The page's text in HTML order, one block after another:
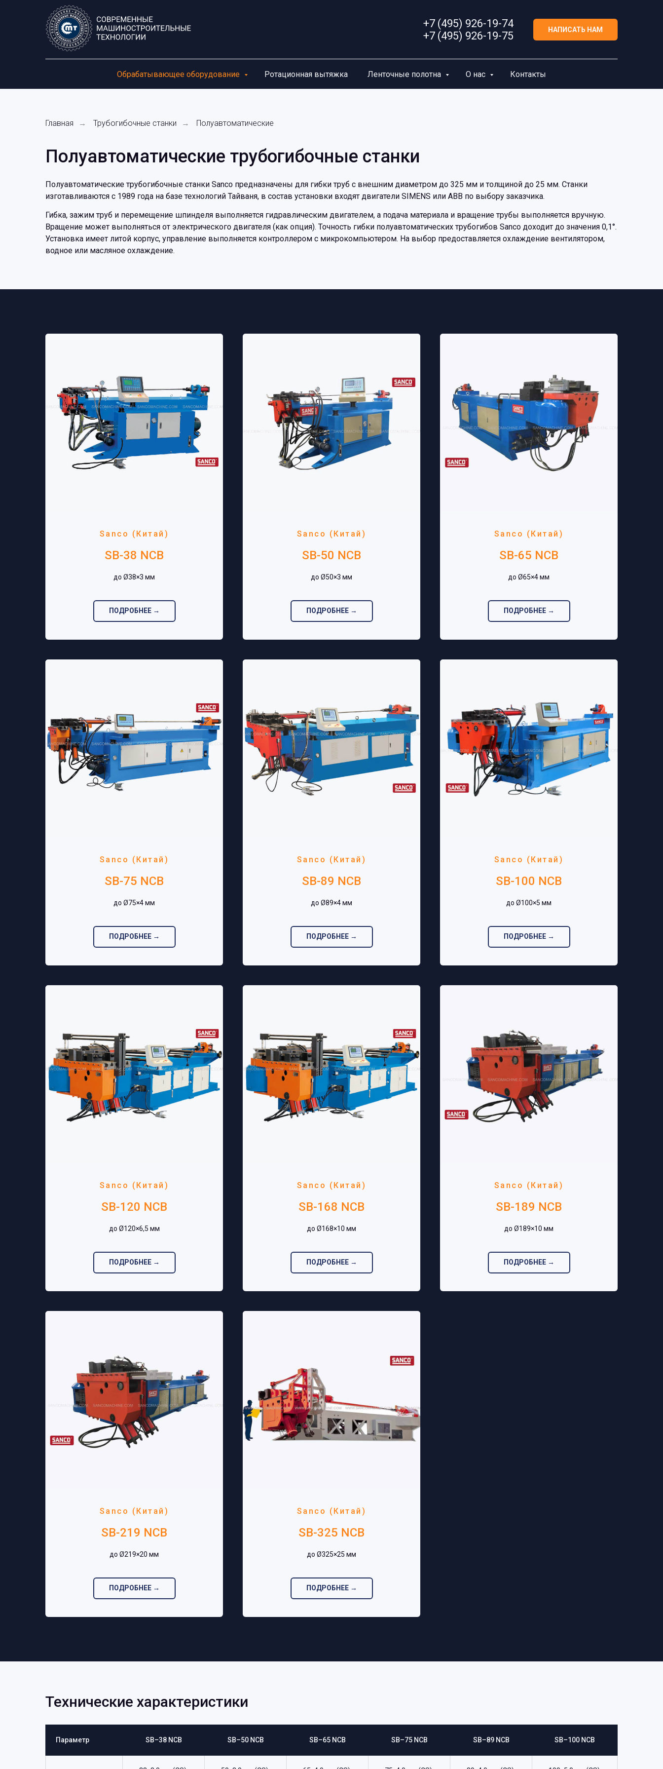
+7 (495) 926-19-74
+7 (495) 926-19-75
НАПИСАТЬ НАМ
Обрабатывающее оборудование Ротационная вытяжка Ленточные полотна О нас Контакты
Главная → Трубогибочные станки → Полуавтоматические
Полуавтоматические трубогибочные станки
Полуавтоматические трубогибочные станки Sanco предназначены для гибки труб с внешним диаметром до 325 мм и толщиной до 25 мм. Станки
изготавливаются с 1989 года на базе технологий Тайваня, в состав установки входят двигатели SIMENS или ABB по выбору заказчика.
Гибка, зажим труб и перемещение шпинделя выполняется гидравлическим двигателем, а подача материала и вращение трубы выполняется вручную.
Вращение может выполняться от электрического двигателя (как опция). Точность гибки полуавтоматических трубогибов Sanco доходит до значения 0,1°.
Установка имеет литой корпус, управление выполняется контроллером с микрокомпьютером. На выбор предоставляется охлаждение вентилятором,
водное или масляное охлаждение.
Sanco (Китай)
SB-38 NCB
до Ø38×3 мм‎
ПОДРОБНЕЕ →
Sanco (Китай)
SB-50 NCB
до Ø50×3 мм‎
ПОДРОБНЕЕ →
Sanco (Китай)
SB-65 NCB
до Ø65×4 мм‎
ПОДРОБНЕЕ →
Sanco (Китай)
SB-75 NCB
до Ø75×4 мм‎
ПОДРОБНЕЕ →
Sanco (Китай)
SB-89 NCB
до Ø89×4 мм‎
ПОДРОБНЕЕ →
Sanco (Китай)
SB-100 NCB
до Ø100×5 мм‎
ПОДРОБНЕЕ →
Sanco (Китай)
SB-120 NCB
до Ø120×6,5 мм‎
ПОДРОБНЕЕ →
Sanco (Китай)
SB-168 NCB
до Ø168×10 мм‎
ПОДРОБНЕЕ →
Sanco (Китай)
SB-189 NCB
до Ø189×10 мм‎
ПОДРОБНЕЕ →
Sanco (Китай)
SB-219 NCB
до Ø219×20 мм‎
ПОДРОБНЕЕ →
Sanco (Китай)
SB-325 NCB
до Ø325×25 мм‎
ПОДРОБНЕЕ →
Технические характеристики
Параметр SB–38 NCB SB–50 NCB SB–65 NCB SB–75 NCB SB–89 NCB SB–100 NCB